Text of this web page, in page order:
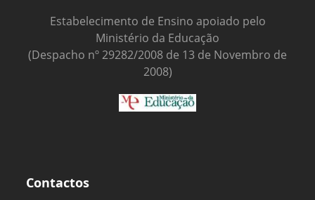
Estabelecimento de Ensino apoiado pelo
Ministério da Educação
(Despacho nº 29282/2008 de 13 de Novembro de
2008)
Contactos